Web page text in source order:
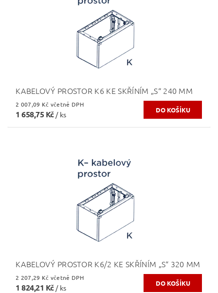
KABELOVÝ PROSTOR K6 KE SKŘÍNÍM „S“ 240 MM
2 007,09 Kč včetně DPH
1 658,75 Kč/ ks
KABELOVÝ PROSTOR K6/2 KE SKŘÍNÍM „S“ 320 MM
2 207,29 Kč včetně DPH
1 824,21 Kč/ ks